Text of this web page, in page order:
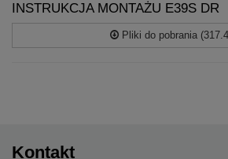
INSTRUKCJA MONTAŻU E39S DR
Pliki do pobrania
Kontakt